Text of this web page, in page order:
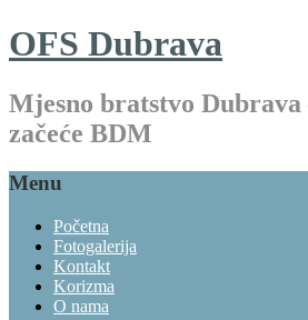
OFS Dubrava
Mjesno bratstvo Dubrava
začeće BDM
Menu
Početna
Fotogalerija
Kontakt
Korizma
O nama